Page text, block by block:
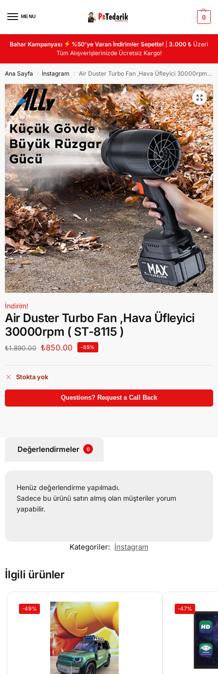
MENU 0
Bahar Kampanyası %50’ye Varan İndirimler Sepette! |3.000 ₺ Üzeri
Tüm Alışverişlerinizde Ücretsiz Kargo!
Ana Sayfa / İnstagram / Air Duster Turbo Fan ,Hava Üfleyici 30000rpm ( ST-8115 )
İndirim!
Air Duster Turbo Fan ,Hava Üfleyici
30000rpm ( ST-8115 )
₺1.890.00 ₺850.00 -55%
Stokta yok
Questions? Request a Call Back
Değerlendirmeler 0
Henüz değerlendirme yapılmadı.
Sadece bu ürünü satın almış olan müşteriler yorum
yapabilir.
Kategoriler: İnstagram
İlgili ürünler
-49% -47%